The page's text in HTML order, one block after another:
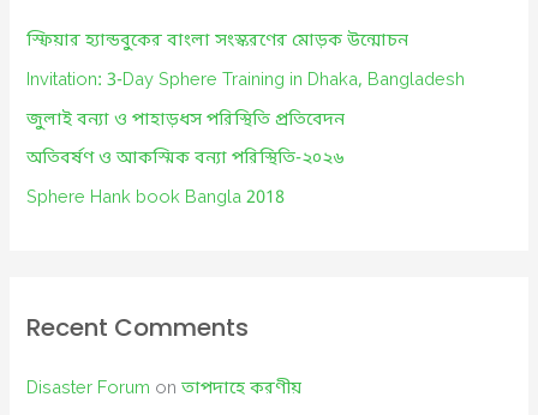
f
o
r
স্ফিয়ার হ্যান্ডবুকের বাংলা সংস্করণের মোড়ক উন্মোচন
Invitation: 3-Day Sphere Training in Dhaka, Bangladesh
জুলাই বন্যা ও পাহাড়ধস পরিস্থিতি প্রতিবেদন
অতিবর্ষণ ও আকস্মিক বন্যা পরিস্থিতি-২০২৬
Sphere Hank book Bangla 2018
Recent Comments
Disaster Forum onতাপদাহে করণীয়